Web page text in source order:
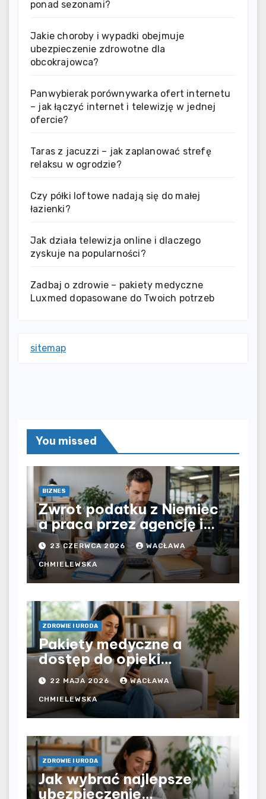
ponad sezonami?
Jakie choroby i wypadki obejmuje
ubezpieczenie zdrowotne dla
obcokrajowca?
Panwybierak porównywarka ofert internetu
– jak łączyć internet i telewizję w jednej
ofercie?
Taras z jacuzzi – jak zaplanować strefę
relaksu w ogrodzie?
Czy półki loftowe nadają się do małej
łazienki?
Jak działa telewizja online i dlaczego
zyskuje na popularności?
Zadbaj o zdrowie – pakiety medyczne
Luxmed dopasowane do Twoich potrzeb
sitemap
You missed
BIZNES
Zwrot podatku z Niemiec
a praca przez agencję i
bezpośrednio u
pracodawcy – jak
rozliczyć oba źródła
dochodu?
23 CZERWCA 2026 WACŁAWA
CHMIELEWSKA
ZDROWIE I URODA
Pakiety medyczne a
dostęp do opieki
zdrowotnej bez
ograniczeń czasowych –
czy prywatna opieka daje
większą swobodę?
22 MAJA 2026 WACŁAWA
CHMIELEWSKA
ZDROWIE I URODA
Jak wybrać najlepsze
ubezpieczenie